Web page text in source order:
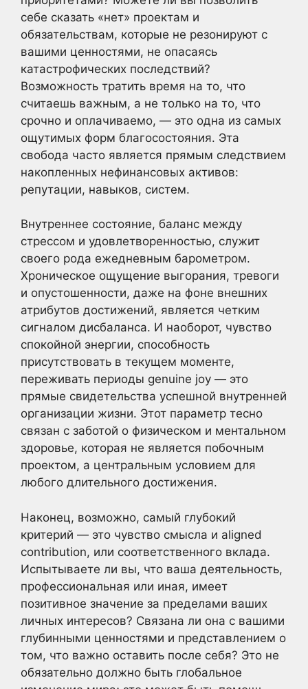
себе сказать «нет» проектам и
обязательствам, которые не резонируют с
вашими ценностями, не опасаясь
катастрофических последствий?
Возможность тратить время на то, что
считаешь важным, а не только на то, что
срочно и оплачиваемо, — это одна из самых
ощутимых форм благосостояния. Эта
свобода часто является прямым следствием
накопленных нефинансовых активов:
репутации, навыков, систем.
Внутреннее состояние, баланс между
стрессом и удовлетворенностью, служит
своего рода ежедневным барометром.
Хроническое ощущение выгорания, тревоги
и опустошенности, даже на фоне внешних
атрибутов достижений, является четким
сигналом дисбаланса. И наоборот, чувство
спокойной энергии, способность
присутствовать в текущем моменте,
переживать периоды genuine joy — это
прямые свидетельства успешной внутренней
организации жизни. Этот параметр тесно
связан с заботой о физическом и ментальном
здоровье, которая не является побочным
проектом, а центральным условием для
любого длительного достижения.
Наконец, возможно, самый глубокий
критерий — это чувство смысла и aligned
contribution, или соответственного вклада.
Испытываете ли вы, что ваша деятельность,
профессиональная или иная, имеет
позитивное значение за пределами ваших
личных интересов? Связана ли она с вашими
глубинными ценностями и представлением о
том, что важно оставить после себя? Это не
обязательно должно быть глобальное